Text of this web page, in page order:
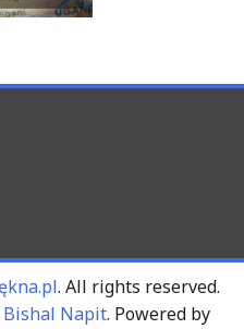
. All rights reserved.
Bishal Napit. Powered by